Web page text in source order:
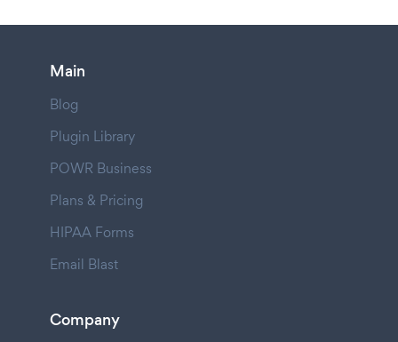
Main
Blog
Plugin Library
POWR Business
Plans & Pricing
HIPAA Forms
Email Blast
Company